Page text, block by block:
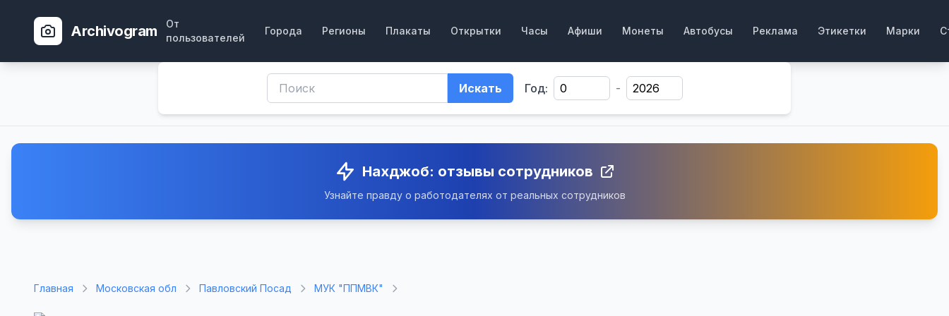
Archivogram
От
пользователей
Города Регионы Плакаты Открытки Часы Афиши Монеты Автобусы Реклама Этикетки Марки
Искать Год: -
Нахджоб: отзывы сотрудников
Узнайте правду о работодателях от реальных сотрудников
Главная Московская обл Павловский Посад МУК "ППМВК"